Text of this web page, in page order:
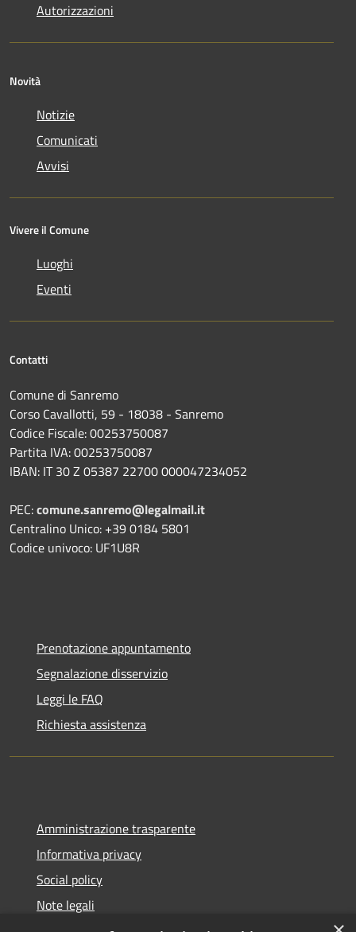
Autorizzazioni
Novità
Notizie
Comunicati
Avvisi
Vivere il Comune
Luoghi
Eventi
Contatti
Comune di Sanremo
Corso Cavallotti, 59 - 18038 - Sanremo
Codice Fiscale: 00253750087
Partita IVA: 00253750087
IBAN: IT 30 Z 05387 22700 000047234052
PEC:comune.sanremo@legalmail.it
Centralino Unico: +39 0184 5801
Codice univoco: UF1U8R
Prenotazione appuntamento
Segnalazione disservizio
Leggi le FAQ
Richiesta assistenza
Amministrazione trasparente
Informativa privacy
Social policy
Note legali